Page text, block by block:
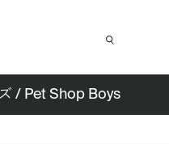
/ Pet Shop Boys